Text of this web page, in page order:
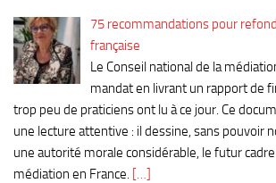
75 recommandations pour
française
Le Conseil national de la
mandat en livrant un rapport de
trop peu de praticiens ont lu à ce jour. Ce
une lecture attentive : il dessine, sans pouvoir
une autorité morale considérable, le futur
médiation en France. […]